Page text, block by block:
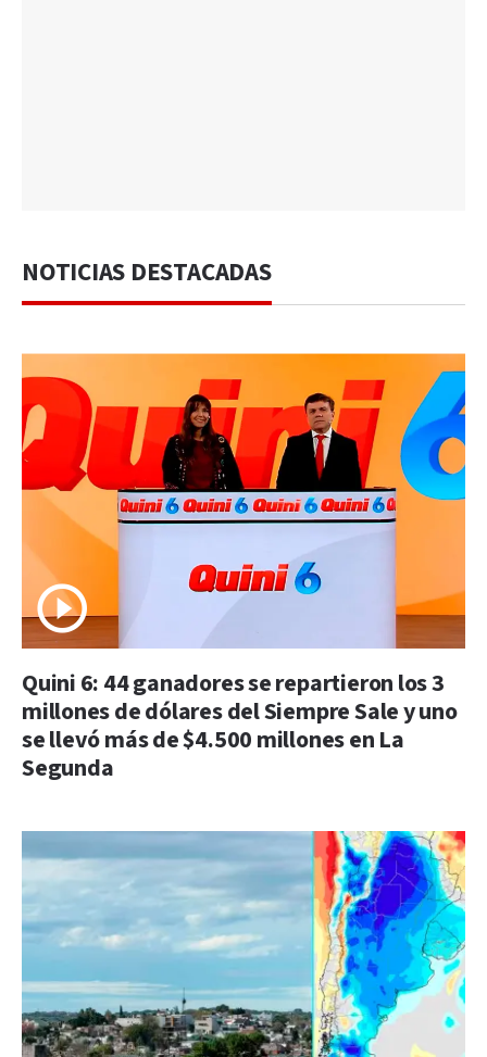
NOTICIAS DESTACADAS
Quini 6: 44 ganadores se repartieron los 3
millones de dólares del Siempre Sale y uno
se llevó más de $4.500 millones en La
Segunda